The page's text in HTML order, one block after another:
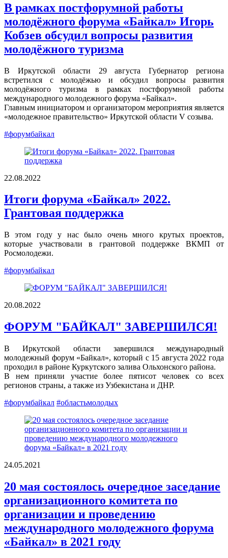
В рамках постфорумной работы
молодёжного форума «Байкал» Игорь
Кобзев обсудил вопросы развития
молодёжного туризма
В Иркутской области 29 августа Губернатор региона
встретился с молодёжью и обсудил вопросы развития
молодёжного туризма в рамках постфорумной работы
международного молодежного форума «Байкал».
Главным инициатором и организатором мероприятия является
«молодежное правительство» Иркутской области V созыва.
#форумбайкал
22.08.2022
Итоги форума «Байкал» 2022.
Грантовая поддержка
В этом году у нас было очень много крутых проектов,
которые участвовали в грантовой поддержке ВКМП от
Росмолодежи.
#форумбайкал
20.08.2022
ФОРУМ "БАЙКАЛ" ЗАВЕРШИЛСЯ!
В Иркутской области завершился международный
молодежный форум «Байкал», который с 15 августа 2022 года
проходил в районе Куркутского залива Ольхонского района.
В нем приняли участие более пятисот человек со всех
регионов страны, а также из Узбекистана и ДНР.
#форумбайкал #областьмолодых
24.05.2021
20 мая состоялось очередное заседание
организационного комитета по
организации и проведению
международного молодежного форума
«Байкал» в 2021 году